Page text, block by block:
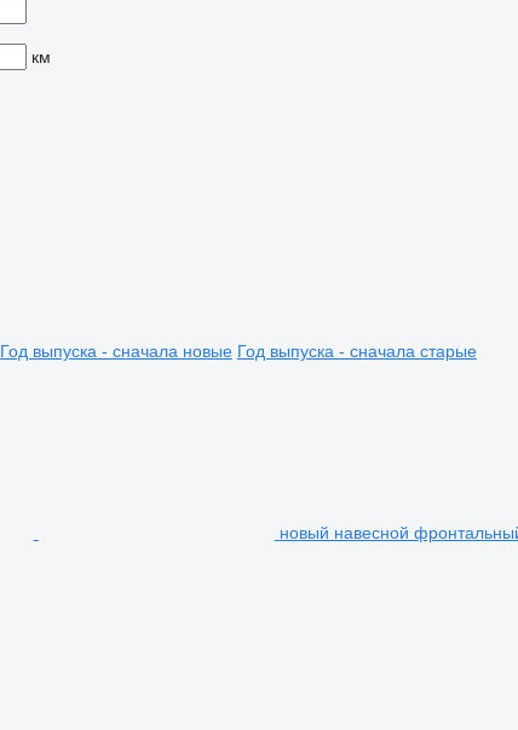
км
Год выпуска - сначала новые Год выпуска - сначала старые
новый навесной